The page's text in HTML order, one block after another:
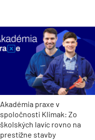
Akadémia praxe v
spoločnosti Klimak: Zo
školských lavíc rovno na
prestížne stavby